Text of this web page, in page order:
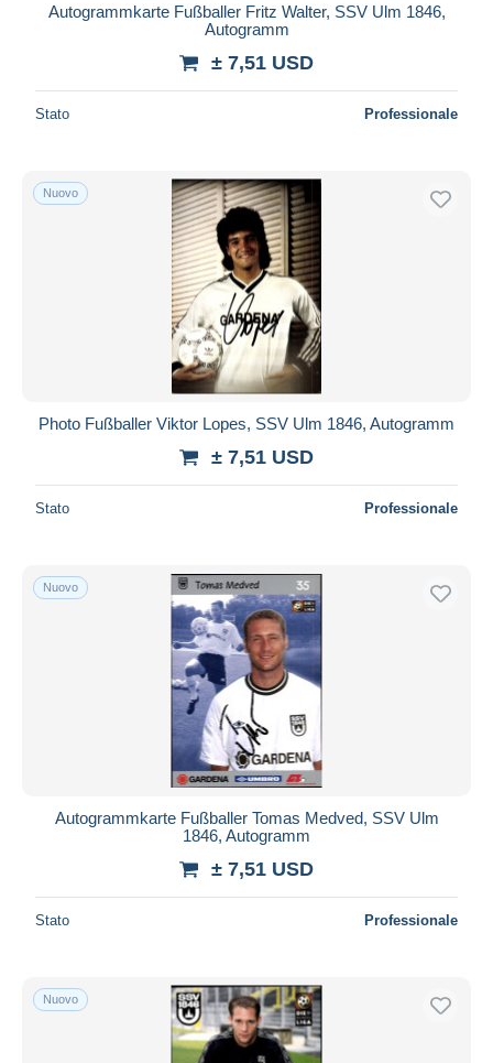
Autogrammkarte Fußballer Fritz Walter, SSV Ulm 1846,
Autogramm
± 7,51 USD
Stato Professionale
Nuovo
Photo Fußballer Viktor Lopes, SSV Ulm 1846, Autogramm
± 7,51 USD
Stato Professionale
Nuovo
Autogrammkarte Fußballer Tomas Medved, SSV Ulm
1846, Autogramm
± 7,51 USD
Stato Professionale
Nuovo